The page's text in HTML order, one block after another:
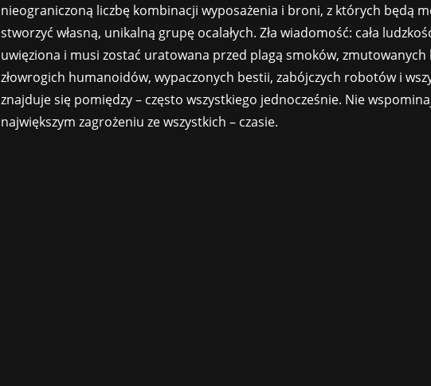
nieograniczoną liczbę kombinacji wyposażenia i broni, z których będą
stworzyć własną, unikalną grupę ocalałych. Zła wiadomość: cała
uwięziona i musi zostać uratowana przed plagą smoków, zmutowanych
złowrogich humanoidów, wypaczonych bestii, zabójczych robotów i
znajduje się pomiędzy – często wszystkiego jednocześnie. Nie
największym zagrożeniu ze wszystkich – czasie.